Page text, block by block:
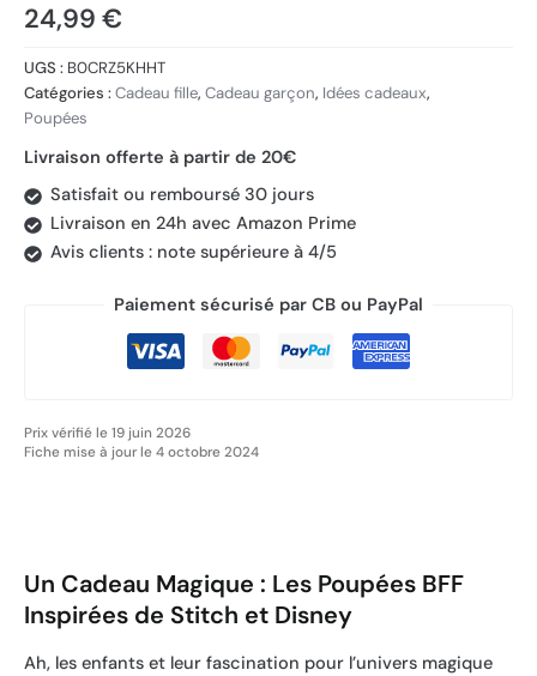
sur 5
basé sur
client
24,99 €
UGS : B0CRZ5KHHT
Catégories :Cadeau fille, Cadeau garçon, Idées cadeaux,
Poupées
Livraison offerte à partir de 20€
Satisfait ou remboursé 30 jours
Livraison en 24h avec Amazon Prime
Avis clients : note supérieure à 4/5
Paiement sécurisé par CB ou PayPal
Prix vérifié le 19 juin 2026
Fiche mise à jour le 4 octobre 2024
Un Cadeau Magique : Les Poupées BFF
Inspirées de Stitch et Disney
Ah, les enfants et leur fascination pour l’univers magique